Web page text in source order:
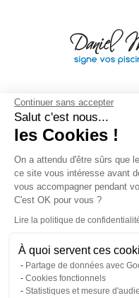
Continuer sans accepter
Salut c'est nous...
les Cookies !
On a attendu d'être sûrs que
ce site vous intéresse avant
vous accompagner pendant
C'est OK pour vous ?
Lire la politique de
À quoi servent ces
Partage de données avec
Cookies fonctionnels
Statistiques et mesure
Mentions légales
communication